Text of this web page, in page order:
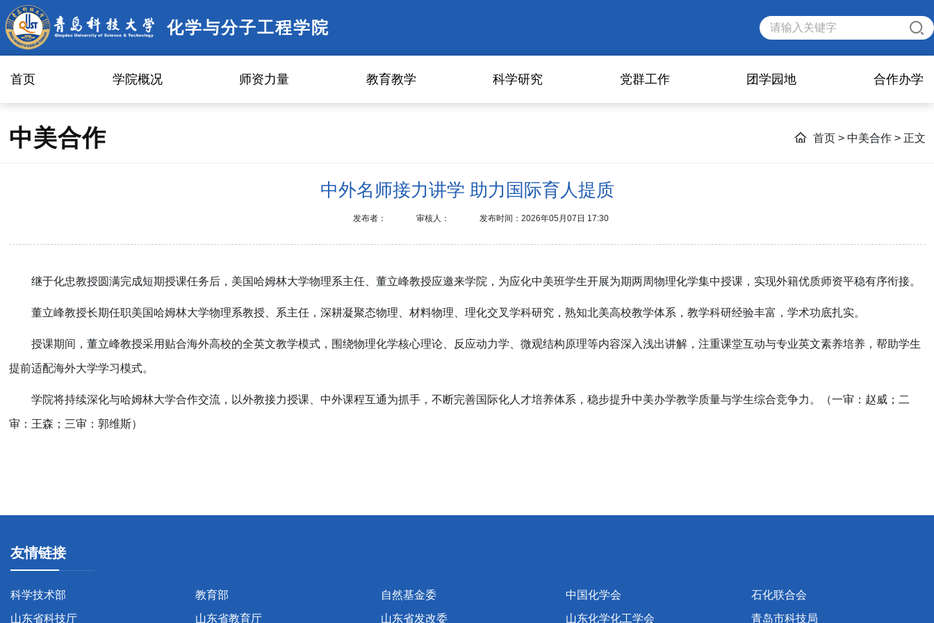
化学与分子工程学院
首页 学院概况 师资力量 教育教学 科学研究 党群工作 团学园地 合作办学
中美合作 首页 > 中美合作 > 正文
中外名师接力讲学 助力国际育人提质
发布者： 审核人： 发布时间：2026年05月07日 17:30
继于化忠教授圆满完成短期授课任务后，美国哈姆林大学物理系主任、董立峰教授应邀来学院，为应化中美班学生开展为期两周物理化学集中授课，实现外籍优质师资平稳有序衔接。
董立峰教授长期任职美国哈姆林大学物理系教授、系主任，深耕凝聚态物理、材料物理、理化交叉学科研究，熟知北美高校教学体系，教学科研经验丰富，学术功底扎实。
授课期间，董立峰教授采用贴合海外高校的全英文教学模式，围绕物理化学核心理论、反应动力学、微观结构原理等内容深入浅出讲解，注重课堂互动与专业英文素养培养，帮助学生
提前适配海外大学学习模式。
学院将持续深化与哈姆林大学合作交流，以外教接力授课、中外课程互通为抓手，不断完善国际化人才培养体系，稳步提升中美办学教学质量与学生综合竞争力。（一审：赵威；二
审：王森；三审：郭维斯）
友情链接
科学技术部 教育部 自然基金委 中国化学会
石化联合会
山东省科技厅
山东省教育厅 山东省发改委 山东化学化工学会 青岛市科技局